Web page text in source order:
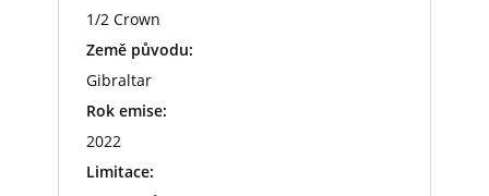
1/2 Crown
Země původu:
Gibraltar
Rok emise:
2022
Limitace: